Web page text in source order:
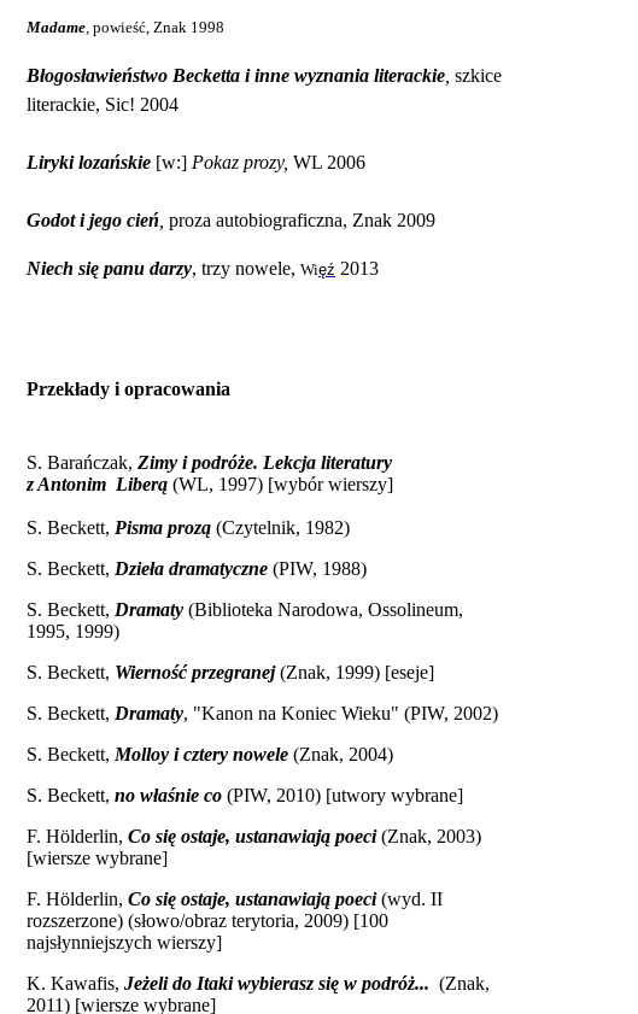
Madame powieść, Znak 1998
Błogosławieństwo Becketta i inne wyznania literackie szkice
literackie, Sic! 2004
Liryki lozańskie [w:] Pokaz prozy, WL 2006
Godot i jego cień proza autobiograficzna, Znak 2009
Niech się panu darzy, trzy nowele, Więź 2013
Przekłady i opracowania
S. Barańczak, Zimy i podróże. Lekcja literatury
z Antonim Liberą (WL, 1997) [wybór wierszy]
S. Beckett, Pisma prozą (Czytelnik, 1982)
S. Beckett, Dzieła dramatyczne (PIW, 1988)
S. Beckett, Dramaty (Biblioteka Narodowa, Ossolineum,
1995, 1999)
S. Beckett, Wierność przegranej(Znak, 1999) [eseje]
S. Beckett, Dramaty, "Kanon na Koniec Wieku" (PIW, 2002)
S. Beckett, Molloy i cztery nowele (Znak, 2004)
S. Beckett, no właśnie co (PIW, 2010) [utwory wybrane]
F. Hölderlin, Co się ostaje, ustanawiają poeci(Znak, 2003)
[wiersze wybrane]
F. Hölderlin, Co się ostaje, ustanawiają poeci(wyd. II
rozszerzone) (słowo/obraz terytoria, 2009) [100
najsłynniejszych wierszy]
K. Kawafis, Jeżeli do Itaki wybierasz się w podróż... (Znak,
2011) [wiersze wybrane]